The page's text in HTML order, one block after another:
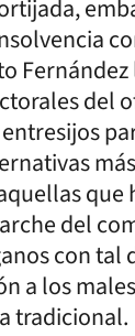
del
más
que
del
con tal
a los
tradicional.